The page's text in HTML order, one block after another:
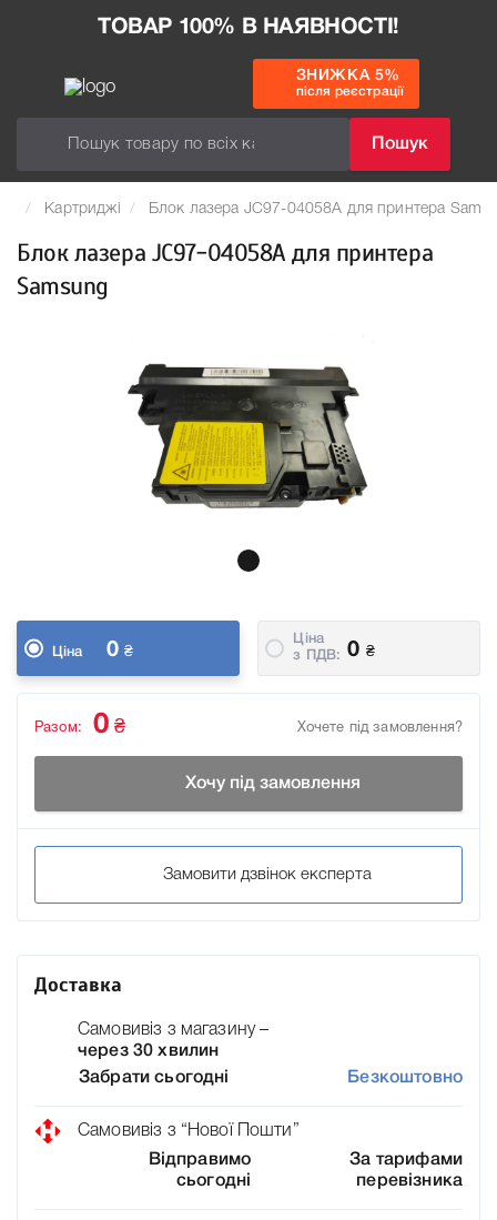
ТОВАР 100% В НАЯВНОСТІ!
Пошук
ЗНИЖКА 5%
після реєстрації
Картриджі Блок лазера JC97-04058A для принтера
Блок лазера JC97-04058A для принтера
Samsung
Ціна 0 ₴
Ціна
з ПДВ:
0 ₴
Хочете під замовлення?
Разом: 0 ₴
Хочу під замовлення
Замовити дзвінок експерта
Доставка
Самовивіз з магазину –
через 30 хвилин
Забрати сьогодні
Безкоштовно
Самовивіз з “Нової Пошти”
Відправимо
сьогодні
За тарифами
перевізника